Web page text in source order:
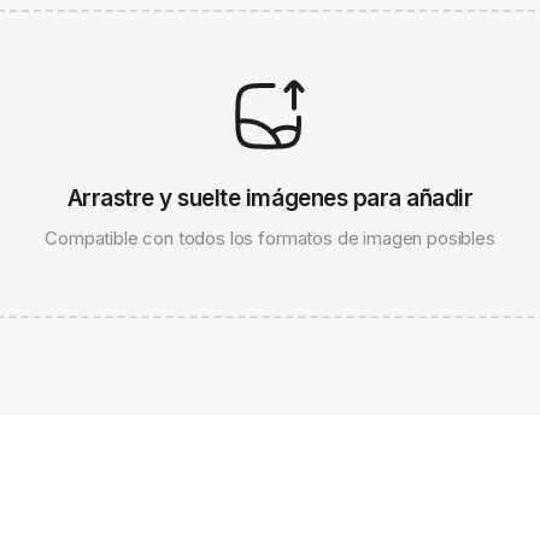
Arrastre y suelte imágenes para añadir
Compatible con todos los formatos de imagen posibles